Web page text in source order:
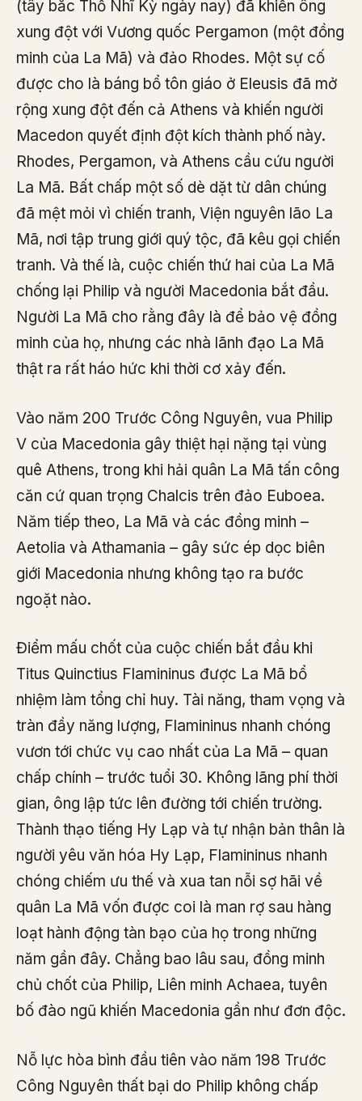
(tây bắc Thổ Nhĩ Kỳ ngày nay) đã khiến ông
xung đột với Vương quốc Pergamon (một đồng
minh của La Mã) và đảo Rhodes. Một sự cố
được cho là báng bổ tôn giáo ở Eleusis đã mở
rộng xung đột đến cả Athens và khiến người
Macedon quyết định đột kích thành phố này.
Rhodes, Pergamon, và Athens cầu cứu người
La Mã. Bất chấp một số dè dặt từ dân chúng
đã mệt mỏi vì chiến tranh, Viện nguyên lão La
Mã, nơi tập trung giới quý tộc, đã kêu gọi chiến
tranh. Và thế là, cuộc chiến thứ hai của La Mã
chống lại Philip và người Macedonia bắt đầu.
Người La Mã cho rằng đây là để bảo vệ đồng
minh của họ, nhưng các nhà lãnh đạo La Mã
thật ra rất háo hức khi thời cơ xảy đến.
Vào năm 200 Trước Công Nguyên, vua Philip
V của Macedonia gây thiệt hại nặng tại vùng
quê Athens, trong khi hải quân La Mã tấn công
căn cứ quan trọng Chalcis trên đảo Euboea.
Năm tiếp theo, La Mã và các đồng minh –
Aetolia và Athamania – gây sức ép dọc biên
giới Macedonia nhưng không tạo ra bước
ngoặt nào.
Điểm mấu chốt của cuộc chiến bắt đầu khi
Titus Quinctius Flamininus được La Mã bổ
nhiệm làm tổng chỉ huy. Tài năng, tham vọng và
tràn đầy năng lượng, Flamininus nhanh chóng
vươn tới chức vụ cao nhất của La Mã – quan
chấp chính – trước tuổi 30. Không lãng phí thời
gian, ông lập tức lên đường tới chiến trường.
Thành thạo tiếng Hy Lạp và tự nhận bản thân là
người yêu văn hóa Hy Lạp, Flamininus nhanh
chóng chiếm ưu thế và xua tan nỗi sợ hãi về
quân La Mã vốn được coi là man rợ sau hàng
loạt hành động tàn bạo của họ trong những
năm gần đây. Chẳng bao lâu sau, đồng minh
chủ chốt của Philip, Liên minh Achaea, tuyên
bố đào ngũ khiến Macedonia gần như đơn độc.
Nỗ lực hòa bình đầu tiên vào năm 198 Trước
Công Nguyên thất bại do Philip không chấp